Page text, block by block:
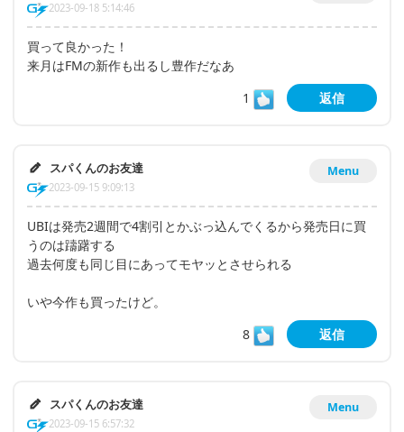
2023-09-18 5:14:46
買って良かった！
来月はFMの新作も出るし豊作だなあ
1
返信
Menu
スパくんのお友達
2023-09-15 9:09:13
UBIは発売2週間で4割引とかぶっ込んでくるから発売日に買
うのは躊躇する
過去何度も同じ目にあってモヤッとさせられる
いや今作も買ったけど。
8
返信
Menu
スパくんのお友達
2023-09-15 6:57:32